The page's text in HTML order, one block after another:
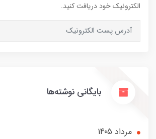
الکترونیک خود دریافت کنید.
بایگانی نوشته‌ها
مرداد 1405